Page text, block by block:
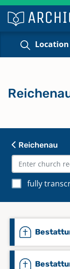
Location
Reichenau
fully